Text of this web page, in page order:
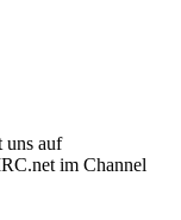
uns auf
im Channel